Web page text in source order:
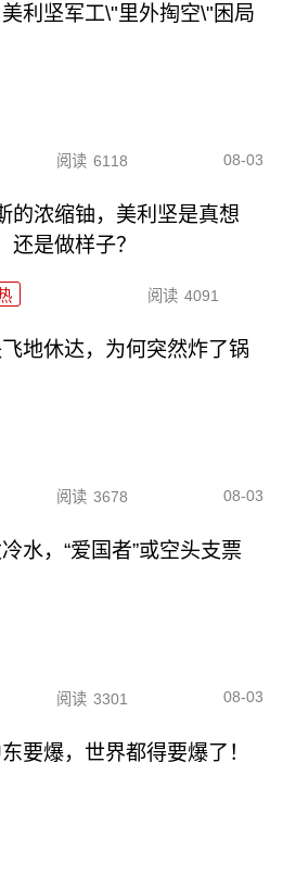
利坚军工\"里外掏空\"困局
阅读 6118 08-03
的浓缩铀，美利坚是真想
还是做样子？
阅读 4091
地休达，为何突然炸了锅
阅读 3678 08-03
水，“爱国者”或空头支票
阅读 3301 08-03
要爆，世界都得要爆了！